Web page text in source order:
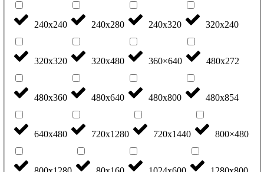
240x240 240x280 240x320 320x240
320x320 320x480 360×640 480x272
480x360 480x640 480x800 480x854
640x480 720x1280 720x1440 800×480